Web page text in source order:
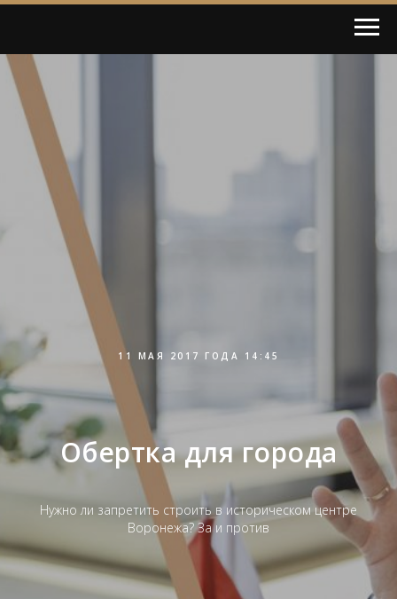
11 МАЯ 2017 ГОДА 14:45
Обертка для города
Нужно ли запретить строить в историческом центре
Воронежа? За и против